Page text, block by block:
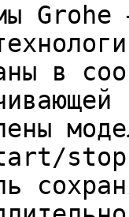
в
stop.